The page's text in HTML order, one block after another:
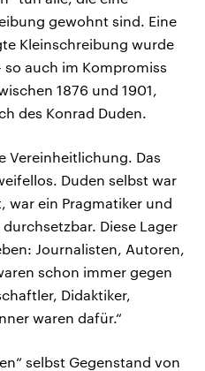
gewohnt sind. Eine
Kleinschreibung wurde
auch im Kompromiss
1876 und 1901,
des Konrad Duden.
Vereinheitlichung. Das
Duden selbst war
ein Pragmatiker und
Diese Lager
Journalisten, Autoren,
schon immer gegen
Didaktiker,
waren dafür.“
selbst Gegenstand von